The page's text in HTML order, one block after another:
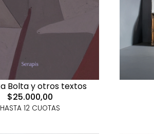
Bolta y otros textos
$25.000,00
HASTA 12 CUOTAS